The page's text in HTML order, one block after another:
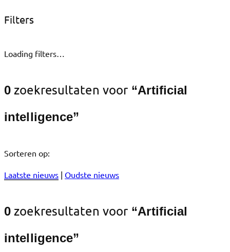
Filters
Loading filters…
0 zoekresultaten voor “Artificial
intelligence”
Sorteren op:
Laatste nieuws | Oudste nieuws
0 zoekresultaten voor “Artificial
intelligence”